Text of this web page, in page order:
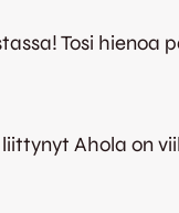
Tosi
Ahola on